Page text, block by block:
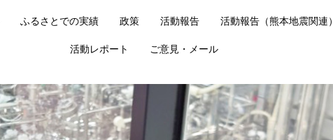
ふるさとでの実績 政策 活動報告 活動報告（熊本地震関連）
活動レポート ご意見・メール